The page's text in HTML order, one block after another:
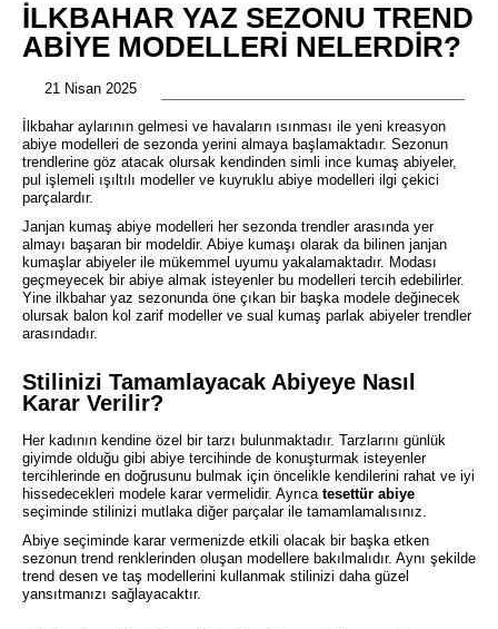
İLKBAHAR YAZ SEZONU TREND
ABIYE MODELLERI NELERDIR?
21 Nisan 2025
İlkbahar aylarının gelmesi ve havaların ısınması ile yeni kreasyon
abiye modelleri de sezonda yerini almaya başlamaktadır. Sezonun
trendlerine göz atacak olursak kendinden simli ince kumaş abiyeler,
pul işlemeli ışıltılı modeller ve kuyruklu abiye modelleri ilgi çekici
parçalardır.
Janjan kumaş abiye modelleri her sezonda trendler arasında yer
almayı başaran bir modeldir. Abiye kumaşı olarak da bilinen janjan
kumaşlar abiyeler ile mükemmel uyumu yakalamaktadır. Modası
geçmeyecek bir abiye almak isteyenler bu modelleri tercih edebilirler.
Yine ilkbahar yaz sezonunda öne çıkan bir başka modele değinecek
olursak balon kol zarif modeller ve sual kumaş parlak abiyeler trendler
arasındadır.
Stilinizi Tamamlayacak Abiyeye Nasıl
Karar Verilir?
Her kadının kendine özel bir tarzı bulunmaktadır. Tarzlarını günlük
giyimde olduğu gibi abiye tercihinde de konuşturmak isteyenler
tercihlerinde en doğrusunu bulmak için öncelikle kendilerini rahat ve iyi
hissedecekleri modele karar vermelidir. Ayrıca tesettür abiye
seçiminde stilinizi mutlaka diğer parçalar ile tamamlamalısınız.
Abiye seçiminde karar vermenizde etkili olacak bir başka etken
sezonun trend renklerinden oluşan modellere bakılmalıdır. Aynı şekilde
trend desen ve taş modellerini kullanmak stilinizi daha güzel
yansıtmanızı sağlayacaktır.